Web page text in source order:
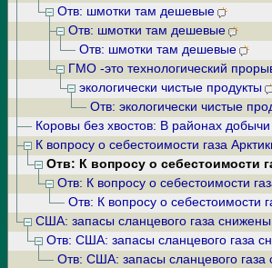
Отв: шмотки там дешевые
Отв: шмотки там дешевые
Отв: шмотки там дешевые
ГМО -это технологический
экологически чистые продукты
Отв: экологически чистые
Коровы без хвостов: В районах
К вопросу о себестоимости газа
Отв: К вопросу о себестоимости
Отв: К вопросу о себестоимости
Отв: К вопросу о себестоимости
США: запасы сланцевого газа снижены
Отв: США: запасы сланцевого газа
Отв: США: запасы сланцевого газа